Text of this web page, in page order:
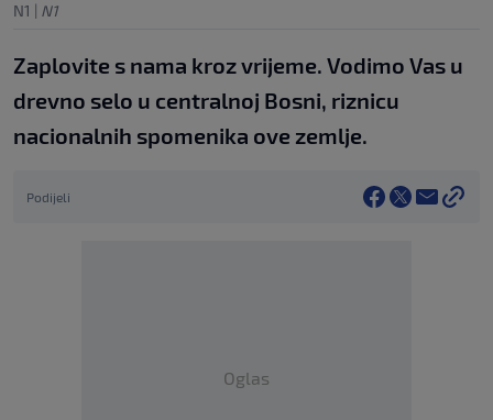
N1 | N1
Zaplovite s nama kroz vrijeme. Vodimo Vas u
drevno selo u centralnoj Bosni, riznicu
nacionalnih spomenika ove zemlje.
Podijeli
Oglas